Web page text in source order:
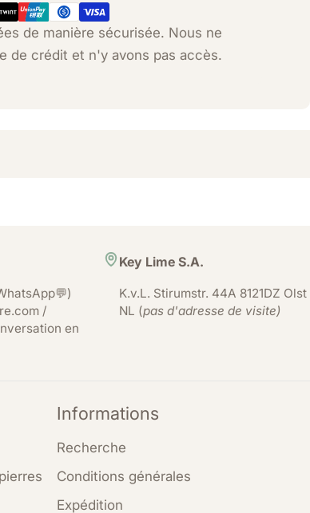
de manière sécurisée. Nous ne
de crédit et n'y avons pas accès.
/
en
Key Lime S.A.
K.v.L. Stirumstr. 44A 8121DZ Olst
NL (pas d'adresse de visite)
Informations
Recherche
Conditions générales
Expédition